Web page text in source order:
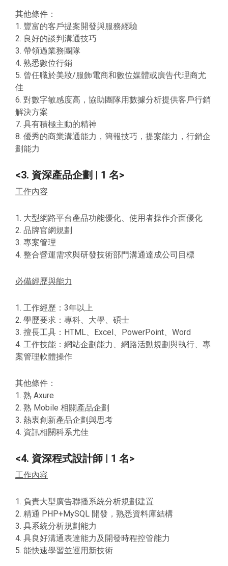
其他條件：
1. 豐富的客戶提案開發與服務經驗
2. 良好的談判溝通技巧
3. 帶領過業務團隊
4. 熟悉數位行銷
5. 曾任職於美妝/服飾電商和數位媒體或廣告代理商尤
佳
6. 對數字敏感度高，協助團隊用數據分析提供客戶行銷
解決方案
7. 具有積極主動的精神
8. 優秀的商業溝通能力，簡報技巧，提案能力，行銷企
劃能力
<3. 資深產品企劃 | 1 名>
工作內容
1. 大型網路平台產品功能優化、使用者操作介面優化
2. 品牌官網規劃
3. 專案管理
4. 整合營運需求與研發技術部門溝通達成公司目標
必備經歷與能力
1. 工作經歷：3年以上
2. 學歷要求：專科、大學、碩士
3. 擅長工具：HTML、Excel、PowerPoint、Word
4. 工作技能：網站企劃能力、網路活動規劃與執行、專
案管理軟體操作
其他條件：
1. 熟 Axure
2. 熟 Mobile 相關產品企劃
3. 熱衷創新產品企劃與思考
4. 資訊相關科系尤佳
<4. 資深程式設計師 | 1 名>
工作內容
1. 負責大型廣告聯播系統分析規劃建置
2. 精通 PHP+MySQL 開發，熟悉資料庫結構
3. 具系統分析規劃能力
4. 具良好溝通表達能力及開發時程控管能力
5. 能快速學習並運用新技術